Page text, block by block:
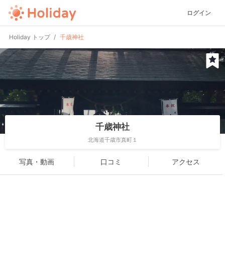
ログイン
Holiday トップ 千歳神社
千歳神社
北海道千歳市真町１
写真・動画 口コミ アクセス